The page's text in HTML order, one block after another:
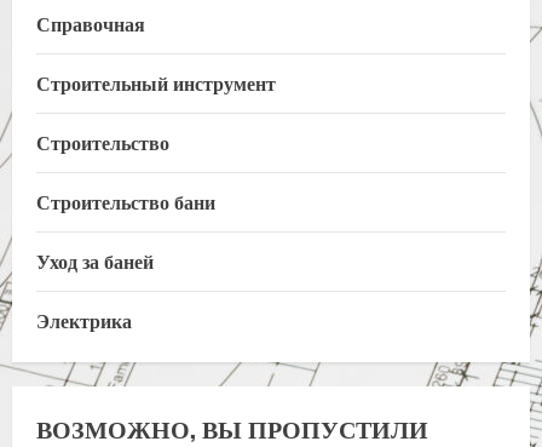
Справочная
Строительный инструмент
Строительство
Строительство бани
Уход за баней
Электрика
ВОЗМОЖНО, ВЫ ПРОПУСТИЛИ